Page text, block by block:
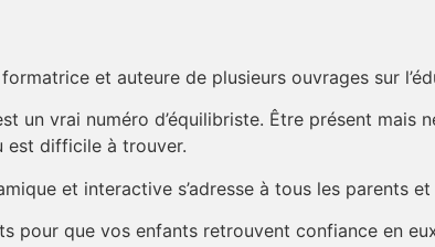
et auteure de plusieurs ouvrages sur
un vrai numéro d’équilibriste. Être présent
est difficile à trouver.
et interactive s’adresse à tous les parents
pour que vos enfants retrouvent confiance en